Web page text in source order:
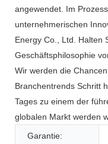
angewendet. Im
unternehmerischen
Energy Co., Ltd. Halten
Geschäftsphilosophie
Wir werden die
Branchentrends Schritt
Tages zu einem der
globalen Markt werden
Garantie: